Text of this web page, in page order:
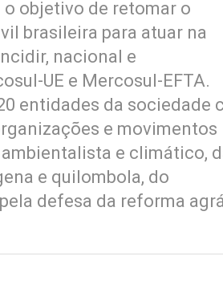
objetivo de retomar o
brasileira para atuar na
nacional e
UE e Mercosul-EFTA.
entidades da sociedade
e movimentos
e climático,
e quilombola, do
defesa da reforma